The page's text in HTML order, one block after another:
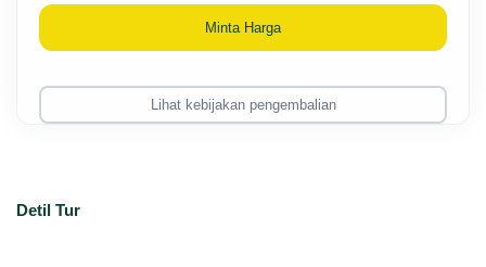
Detil Tur
Minta Harga
Lihat kebijakan pengembalian